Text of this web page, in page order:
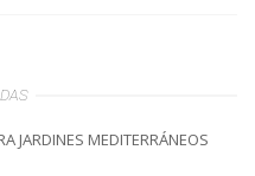
JARDINES MEDITERRÁNEOS